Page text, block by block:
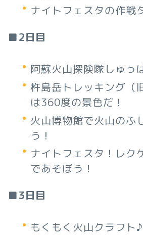
ナイトフェスタの作戦
■2日目
阿蘇火山探険隊しゅっ
杵島岳トレッキング（
は360度の景色だ！
火山博物館で火山のふ
う！
ナイトフェスタ！レク
であそぼう！
■3日目
もくもく火山クラフ